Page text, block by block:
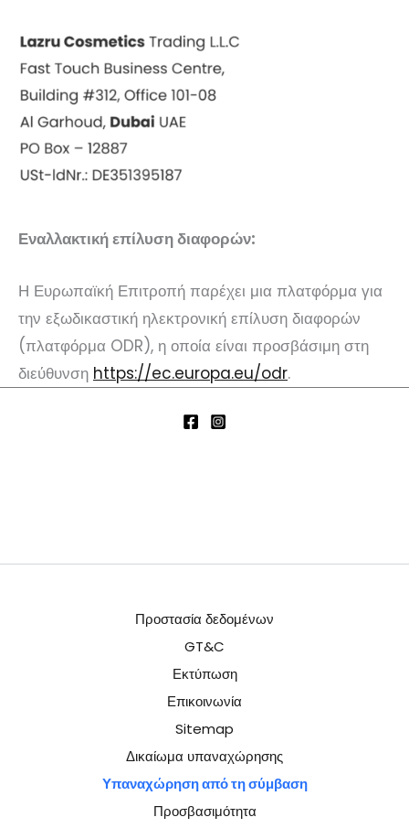
Εναλλακτική επίλυση διαφορών:
Η Ευρωπαϊκή Επιτροπή παρέχει μια πλατφόρμα για
την εξωδικαστική ηλεκτρονική επίλυση διαφορών
(πλατφόρμα ODR), η οποία είναι προσβάσιμη στη
διεύθυνση https://ec.europa.eu/odr.
Προστασία δεδομένων
GT&C
Εκτύπωση
Επικοινωνία
Sitemap
Δικαίωμα υπαναχώρησης
Υπαναχώρηση από τη σύμβαση
Προσβασιμότητα